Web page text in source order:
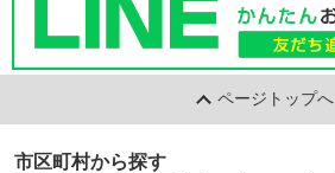
ページトップへ
市区町村から探す